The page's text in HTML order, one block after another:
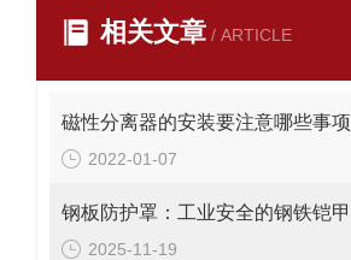
相关文章 / ARTICLE
磁性分离器的安装要注意哪些事项
2022-01-07
钢板防护罩：工业安全的钢铁铠甲
2025-11-19